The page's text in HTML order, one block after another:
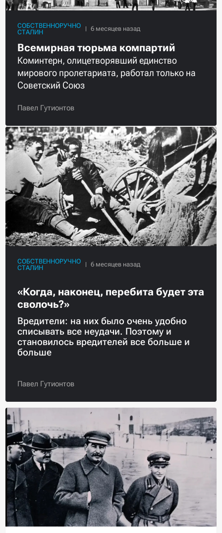
СОБСТВЕННОРУЧНО
СТАЛИН
Всемирная тюрьма компартий
Коминтерн, олицетворявший единство
мирового пролетариата, работал только на
Советский Союз
Павел Гутионтов
СОБСТВЕННОРУЧНО
СТАЛИН
«Когда, наконец, перебита будет эта
сволочь?»
Вредители: на них было очень удобно
списывать все неудачи. Поэтому и
становилось вредителей все больше и
больше
Павел Гутионтов